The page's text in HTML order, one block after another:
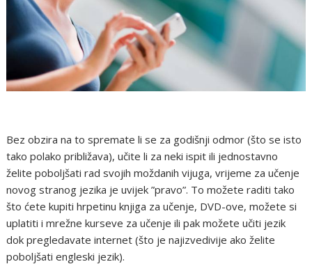
Bez obzira na to spremate li se za godišnji odmor (što se isto
tako polako približava), učite li za neki ispit ili jednostavno
želite poboljšati rad svojih moždanih vijuga, vrijeme za učenje
novog stranog jezika je uvijek ”pravo”. To možete raditi tako
što ćete kupiti hrpetinu knjiga za učenje, DVD-ove, možete si
uplatiti i mrežne kurseve za učenje ili pak možete učiti jezik
dok pregledavate internet (što je najizvedivije ako želite
poboljšati engleski jezik).